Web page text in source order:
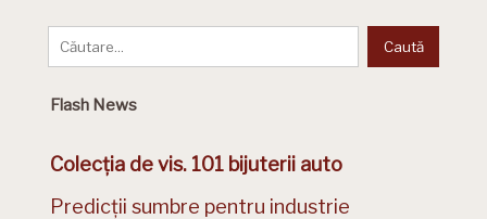
Flash News
Colecția de vis. 101 bijuterii auto
Predicții sumbre pentru industrie